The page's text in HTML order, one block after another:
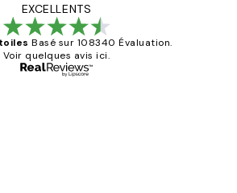
EXCELLENTS
Basé sur 108340 Évaluation.
Voir quelques avis ici.